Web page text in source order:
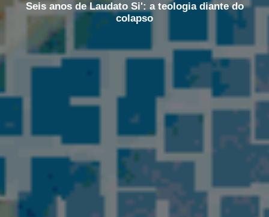
Seis anos de Laudato Si': a teologia diante do
colapso